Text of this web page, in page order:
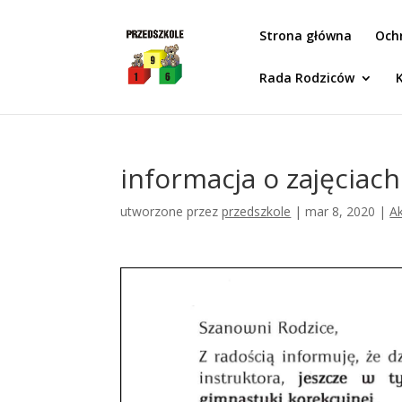
Strona główna
Rada Rodziców
informacja o
utworzone przezprzedszkole |mar 8, 2020 |